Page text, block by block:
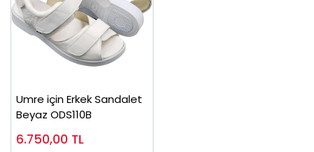
Umre için Erkek Sandalet
Beyaz ODS110B
6.750,00 TL